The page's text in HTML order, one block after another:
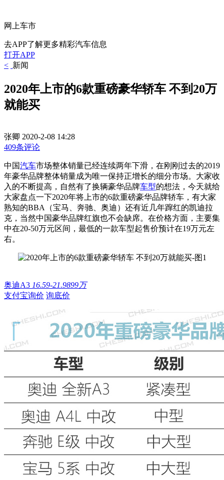
网上车市
去APP了解更多精彩汽车信息
打开APP
< 新闻
2020年上市的6款重磅豪华轿车 不到20万
就能买
张卿 2020-2-08 14:28
409条评论
中国汽车市场整体销量已经连续两年下滑，在刚刚过去的2019
年豪华品牌整体销量成为唯一保持正增长的细分市场。大家收
入的不断提高，自然有了换辆豪华品牌车型的想法，今天就给
大家盘点一下2020年将上市的6款重磅豪华品牌轿车，有大家
熟知的BBA（宝马、奔驰、奥迪）还有近几年蹿红的凯迪拉
克，当然中国豪华品牌红旗也不会缺席。在价格方面，主要集
中在20-50万元区间，最低的一款车型起售价预计在19万元左
右。
奥迪A3 16.59-21.9899万
支付宝询价 询底价